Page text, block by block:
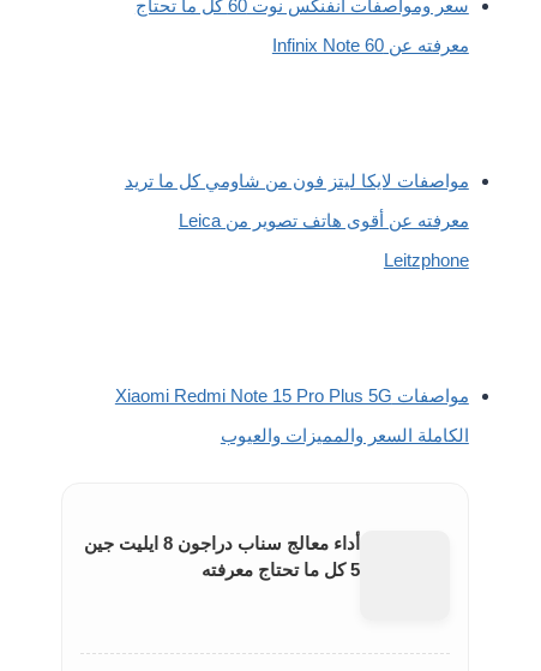
سعر ومواصفات انفنكس نوت 60 كل ما تحتاج
معرفته عن Infinix Note 60
مواصفات لايكا ليتز فون من شاومي كل ما تريد
معرفته عن أقوى هاتف تصوير من Leica
Leitzphone
مواصفات Xiaomi Redmi Note 15 Pro Plus 5G
الكاملة السعر والمميزات والعيوب
أداء معالج سناب دراجون 8 ايليت جين
5 كل ما تحتاج معرفته